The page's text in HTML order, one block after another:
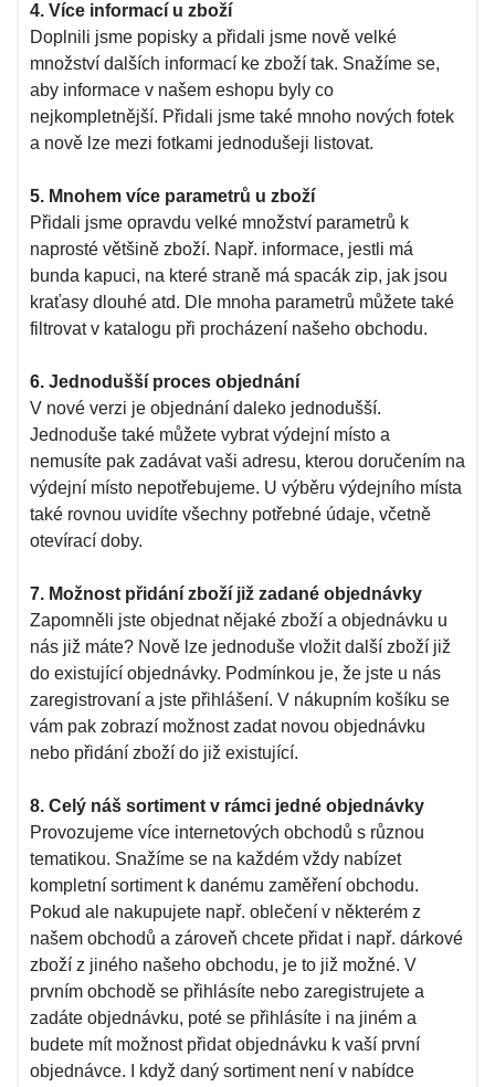
4. Více informací u zboží
Doplnili jsme popisky a přidali jsme nově velké
množství dalších informací ke zboží tak. Snažíme se,
aby informace v našem eshopu byly co
nejkompletnější. Přidali jsme také mnoho nových fotek
a nově lze mezi fotkami jednodušeji listovat.
5. Mnohem více parametrů u zboží
Přidali jsme opravdu velké množství parametrů k
naprosté většině zboží. Např. informace, jestli má
bunda kapuci, na které straně má spacák zip, jak jsou
kraťasy dlouhé atd. Dle mnoha parametrů můžete také
filtrovat v katalogu při procházení našeho obchodu.
6. Jednodušší proces objednání
V nové verzi je objednání daleko jednodušší.
Jednoduše také můžete vybrat výdejní místo a
nemusíte pak zadávat vaši adresu, kterou doručením na
výdejní místo nepotřebujeme. U výběru výdejního místa
také rovnou uvidíte všechny potřebné údaje, včetně
otevírací doby.
7. Možnost přidání zboží již zadané objednávky
Zapomněli jste objednat nějaké zboží a objednávku u
nás již máte? Nově lze jednoduše vložit další zboží již
do existující objednávky. Podmínkou je, že jste u nás
zaregistrovaní a jste přihlášení. V nákupním košíku se
vám pak zobrazí možnost zadat novou objednávku
nebo přidání zboží do již existující.
8. Celý náš sortiment v rámci jedné objednávky
Provozujeme více internetových obchodů s různou
tematikou. Snažíme se na každém vždy nabízet
kompletní sortiment k danému zaměření obchodu.
Pokud ale nakupujete např. oblečení v některém z
našem obchodů a zároveň chcete přidat i např. dárkové
zboží z jiného našeho obchodu, je to již možné. V
prvním obchodě se přihlásíte nebo zaregistrujete a
zadáte objednávku, poté se přihlásíte i na jiném a
budete mít možnost přidat objednávku k vaší první
objednávce. I když daný sortiment není v nabídce